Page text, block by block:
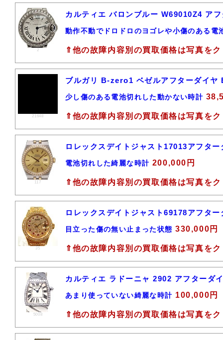
2
カルティエ バロンブルー W69010Z4 ア
動作不動でドロドロのヨゴレや小傷のある電
⇑他の故障内容別の買取価格は写真を
21648
ブルガリ B-zero1 ベゼルアフターダイヤ
少し傷のある電池切れした動かない時計
⇑他の故障内容別の買取価格は写真を
117
ロレックスデイトジャスト17013アフタ
電池切れした綺麗な時計 200,000円
⇑他の故障内容別の買取価格は写真を
35
ロレックスデイトジャスト69178アフタ
目立った傷の無い止まった状態 330,000円
⇑他の故障内容別の買取価格は写真を
5008
カルティエ ラドーニャ 2902 アフターダ
あまり使っていない綺麗な時計 100,000円
⇑他の故障内容別の買取価格は写真を